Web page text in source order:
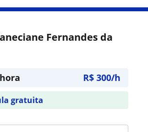
Fernandes da
R$ 300/h
gratuita